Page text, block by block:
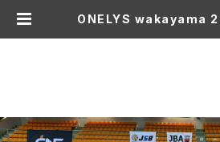
ONELYS wakayama